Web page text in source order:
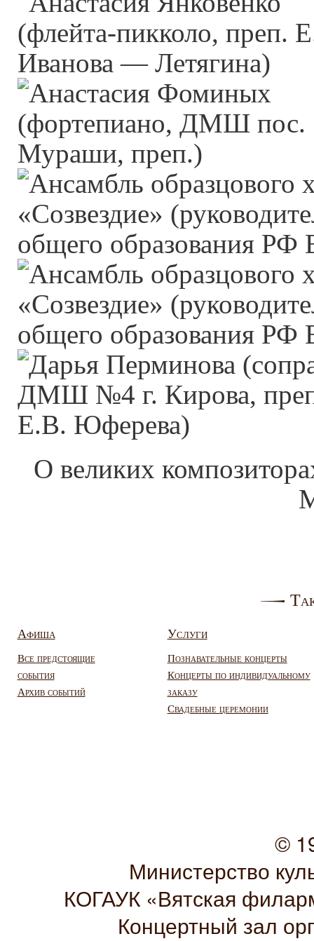
О великих
Афиша
Все предстоящие
события
Архив событий
Услуги
Познавательные концерты
Концерты по индивидуальному
заказу
Свадебные церемонии
©
Министерство
КОГАУК «Вятская
Концертный зал